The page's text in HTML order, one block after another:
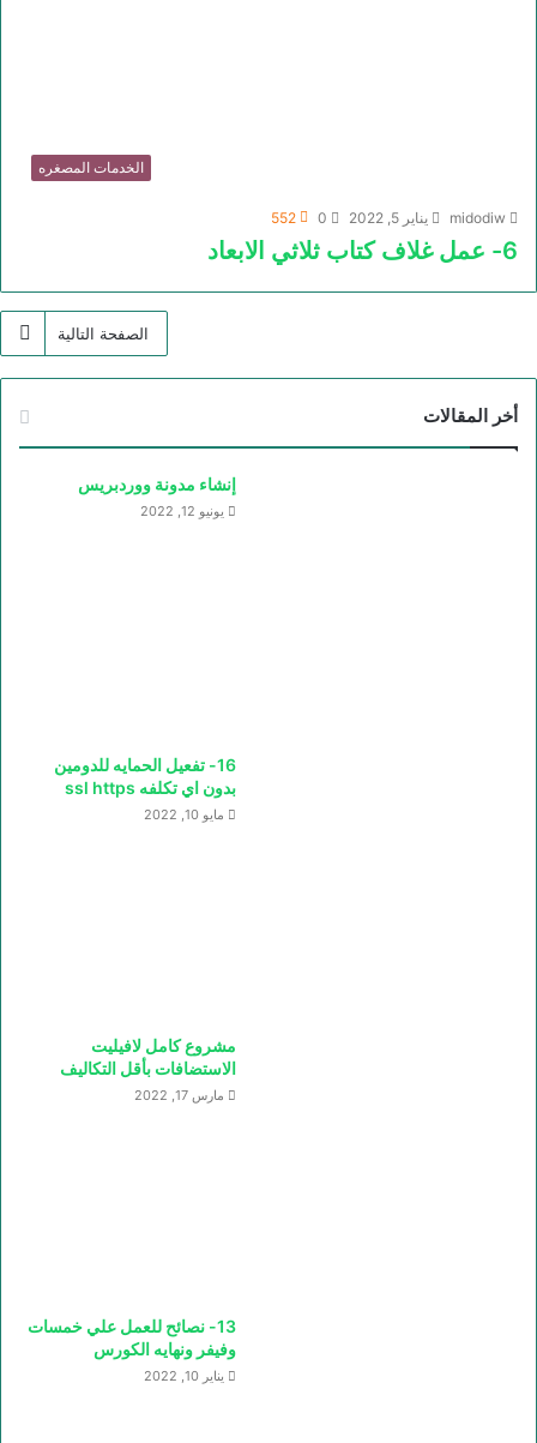
الخدمات المصغره
midodiw يناير 5, 2022 0
552
6- عمل غلاف كتاب ثلاثي الابعاد
الصفحة التالية
أخر المقالات
إنشاء مدونة ووردبريس
يونيو 12, 2022
16- تفعيل الحمايه للدومين
بدون اي تكلفه ssl https
مايو 10, 2022
مشروع كامل لافيليت
الاستضافات بأقل التكاليف
مارس 17, 2022
13- نصائح للعمل علي خمسات
وفيفر ونهايه الكورس
يناير 10, 2022